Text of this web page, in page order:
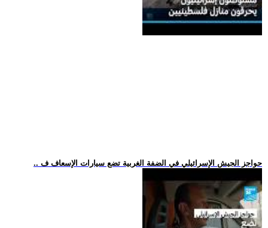
.. حواجز الجيش الإسرائيلي في الضفة الغربية تضع سيارات الإسعاف ف